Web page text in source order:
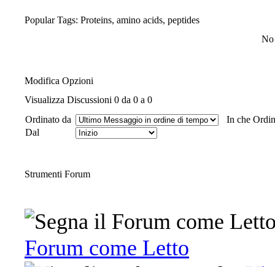
Popular Tags: Proteins, amino acids, peptides
No
Modifica Opzioni
Visualizza Discussioni 0 da 0 a 0
Ordinato da
In che
Dal
Strumenti Forum
Forum come Letto